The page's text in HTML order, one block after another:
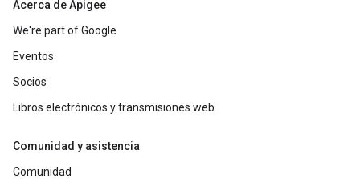
Acerca de Apigee
We're part of Google
Eventos
Socios
Libros electrónicos y transmisiones web
Comunidad y asistencia
Comunidad